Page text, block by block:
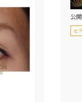
公
ヒ